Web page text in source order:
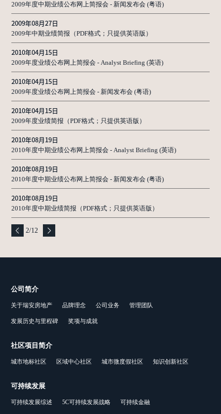
2009年度中期业绩公布网上简报会 - 新闻发布会 (粤语)
2009年08月27日
2009年中期业绩简报（PDF格式；只提供英语版）
2010年04月15日
2009年度业绩公布网上简报会 - Analyst Briefing (英语)
2010年04月15日
2009年度业绩公布网上简报会 - 新闻发布会 (粤语)
2010年04月15日
2009年度业绩简报（PDF格式；只提供英语版）
2010年08月19日
2010年度中期业绩公布网上简报会 - Analyst Briefing (英语)
2010年08月19日
2010年度中期业绩公布网上简报会 - 新闻发布会 (粤语)
2010年08月19日
2010年度中期业绩简报（PDF格式；只提供英语版）
2/12
公司简介
关于瑞安房地产 品牌理念 公司业务 管理团队
发展历史与里程碑 奖项与成就
社区项目简介
城市地标社区 区域中心社区 城市微度假社区 知识创新社区
可持续发展
可持续发展综述 5C可持续发展战略 可持续金融